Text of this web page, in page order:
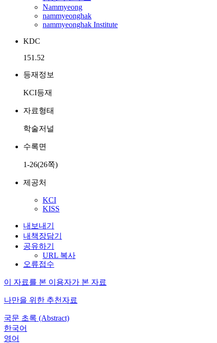
Nammyeong
nammyeonghak
nammyeonghak Institute
KDC
151.52
등재정보
KCI등재
자료형태
학술저널
수록면
1-26(26쪽)
제공처
KCI
KISS
내보내기
내책장담기
공유하기
URL 복사
오류접수
이 자료를 본 이용자가 본 자료
나만을 위한 추천자료
국문 초록 (Abstract)
한국어
영어